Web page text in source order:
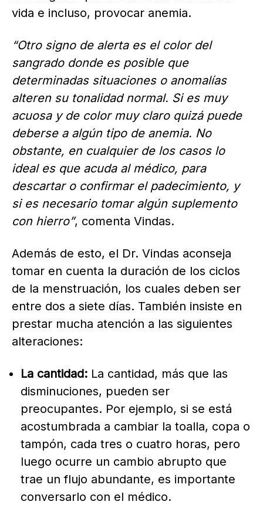
vida e incluso, provocar anemia.
“Otro signo de alerta es el color del
sangrado donde es posible que
determinadas situaciones o anomalías
alteren su tonalidad normal. Si es muy
acuosa y de color muy claro quizá puede
deberse a algún tipo de anemia. No
obstante, en cualquier de los casos lo
ideal es que acuda al médico, para
descartar o confirmar el padecimiento, y
si es necesario tomar algún suplemento
con hierro”, comenta Vindas.
Además de esto, el Dr. Vindas aconseja
tomar en cuenta la duración de los ciclos
de la menstruación, los cuales deben ser
entre dos a siete días. También insiste en
prestar mucha atención a las siguientes
alteraciones:
La cantidad: La cantidad, más que las
disminuciones, pueden ser
preocupantes. Por ejemplo, si se está
acostumbrada a cambiar la toalla, copa o
tampón, cada tres o cuatro horas, pero
luego ocurre un cambio abrupto que
trae un flujo abundante, es importante
conversarlo con el médico.